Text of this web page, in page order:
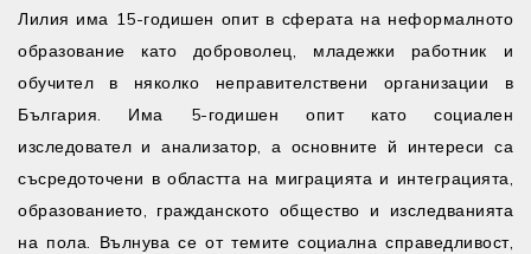
Лилия има 15-годишен опит в сферата на неформалното
образование като доброволец, младежки работник и
обучител в няколко неправителствени организации в
България. Има 5-годишен опит като социален
изследовател и анализатор, а основните й интереси са
съсредоточени в областта на миграцията и интеграцията,
образованието, гражданското общество и изследванията
на пола. Вълнува се от темите социална справедливост,